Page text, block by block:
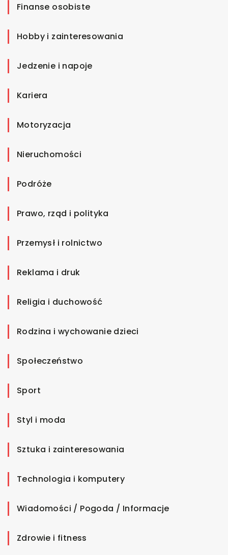
Finanse osobiste
Hobby i zainteresowania
Jedzenie i napoje
Kariera
Motoryzacja
Nieruchomości
Podróże
Prawo, rząd i polityka
Przemysł i rolnictwo
Reklama i druk
Religia i duchowość
Rodzina i wychowanie dzieci
Społeczeństwo
Sport
Styl i moda
Sztuka i zainteresowania
Technologia i komputery
Wiadomości / Pogoda / Informacje
Zdrowie i fitness